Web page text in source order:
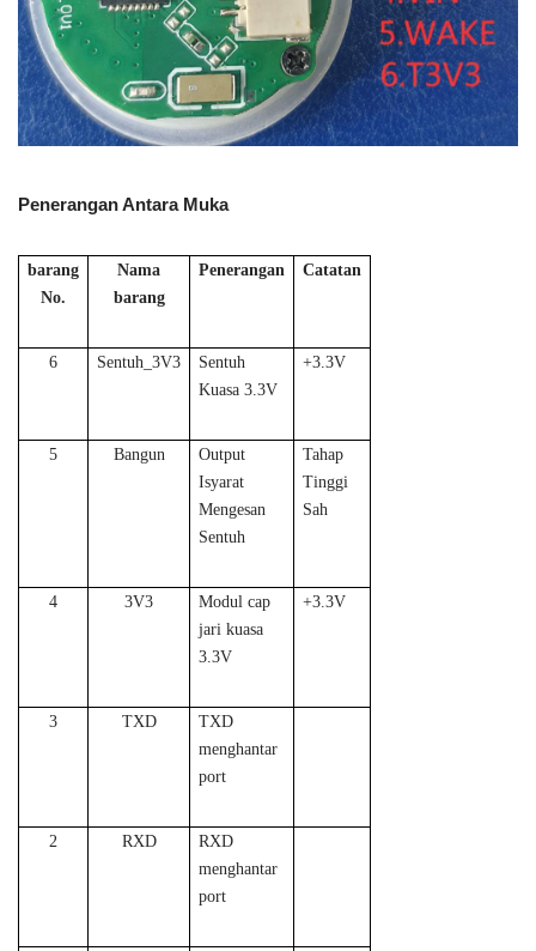
Penerangan Antara Muka
barang
No.
Nama
barang
Penerangan Catatan
6 Sentuh_3V3
Sentuh
Kuasa 3.3V
+3.3V
5 Bangun
Output
Isyarat
Mengesan
Sentuh
Tahap
Tinggi
Sah
4 3V3
Modul cap
jari kuasa
3.3V
+3.3V
3 TXD
TXD
menghantar
port
2 RXD
RXD
menghantar
port